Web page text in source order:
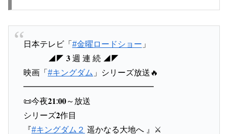
日本テレビ「 #金曜ロードショー 」
◢◤ 𝟑 週 連 続 ◢◤
映画「 #キングダム 」シリーズ放送🔥
━━━━━━━━━━━━━━━━
📜今夜𝟐𝟏:𝟎𝟎～放送
シリーズ𝟐作目
『#キングダム２ 遥かなる大地へ 』⚔